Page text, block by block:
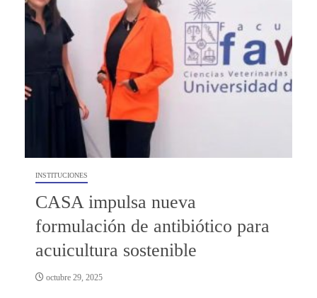
INSTITUCIONES
CASA impulsa nueva
formulación de antibiótico para
acuicultura sostenible
octubre 29, 2025